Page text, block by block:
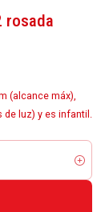
rosada
(alcance máx),
de luz) y es infantil.